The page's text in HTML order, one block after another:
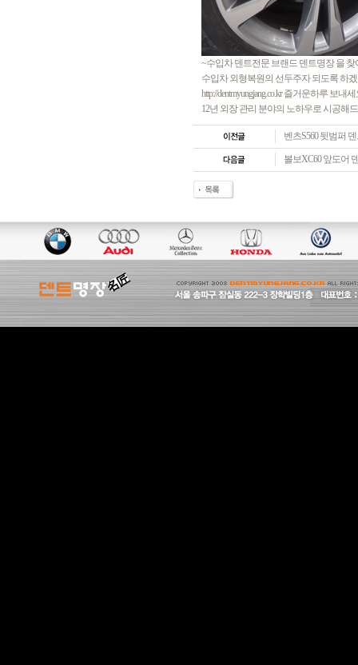
~수입차 덴트전문 브랜드 덴트명장 을
수입차 외형복원의 선두주자 되도록 하겠
http://dentmyungjang.co.kr 즐거운하루 보
12년 외장 관리 분야의 노하우로 시공해
벤츠S560 뒷범퍼
볼보XC60 앞도어